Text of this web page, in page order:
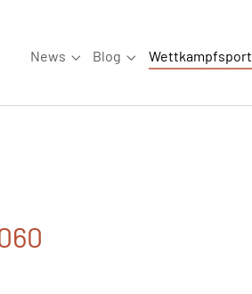
News
Submenu for "News"
Blog
Submenu for "Blog"
Wettkampfsport